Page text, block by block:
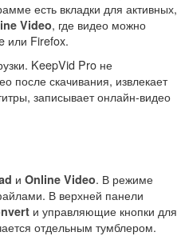
есть вкладки для активных,
Video, где видео можно
или Firefox.
KeepVid Pro не
после скачивания, извлекает
записывает онлайн-видео
и Online Video. В режиме
В верхней панели
и управляющие кнопки для
отдельным тумблером.